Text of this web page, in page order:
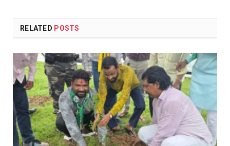
RELATED POSTS